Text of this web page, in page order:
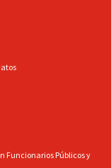
Funcionarios Públicos y